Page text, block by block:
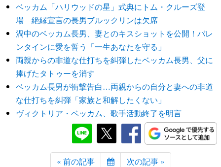
ベッカム「ハリウッドの星」式典にトム・クルーズ登
場 絶縁宣言の長男ブルックリンは欠席
渦中のベッカム長男、妻とのキスショットを公開！バレ
ンタインに愛を誓う「一生あなたを守る」
両親からの非道な仕打ちを糾弾したベッカム長男、父に
捧げたタトゥーを消す
ベッカム長男が衝撃告白…両親からの自分と妻への非道
な仕打ちを糾弾「家族と和解したくない」
ヴィクトリア・ベッカム、歌手活動終了を明言
« 前の記事 次の記事 »